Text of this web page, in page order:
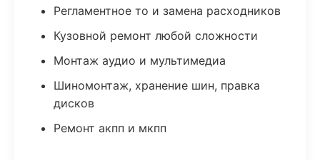
Регламентное то и замена расходников
Кузовной ремонт любой сложности
Монтаж аудио и мультимедиа
Шиномонтаж, хранение шин, правка
дисков
Ремонт акпп и мкпп